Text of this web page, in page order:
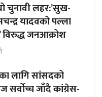
चुनावी लहर:’सुख-
यादवको पल्ला
विरुद्ध जनआक्रोश
लागि सांसदको
सर्वोच्च जाँदै कांग्रेस-